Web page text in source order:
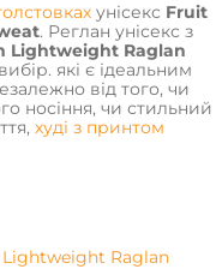
унісекс Fruit
. Реглан унісекс з
Lightweight Raglan
які є ідеальним
від того, чи
носіння, чи стильний
худі з принтом
Raglan